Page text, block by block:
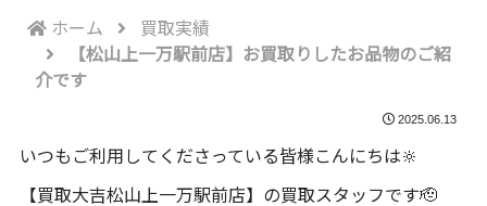
ホーム
買取実績
【松山上一万駅前店】お買取りしたお品物のご紹
介です
2025.06.13
いつもご利用してくださっている皆様こんにちは🔆
【買取大吉松山上一万駅前店】の買取スタッフです🫡